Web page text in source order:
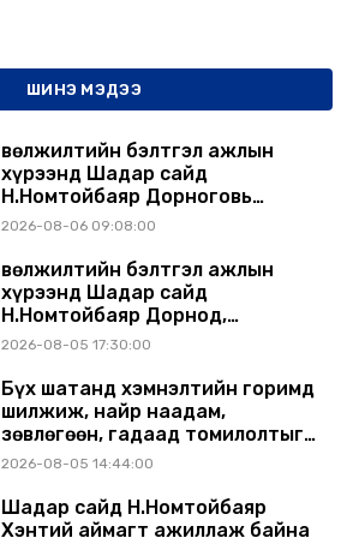
ШИНЭ МЭДЭЭ
Өвөлжилтийн бэлтгэл ажлын
хүрээнд Шадар сайд
Н.Номтойбаяр Дорноговь
аймагт ажиллав
2026-08-06 09:08:00
Өвөлжилтийн бэлтгэл ажлын
хүрээнд Шадар сайд
Н.Номтойбаяр Дорнод,
Сүхбаатар аймагт ажиллав
2026-08-05 17:30:00
Бүх шатанд хэмнэлтийн горимд
шилжиж, найр наадам,
зөвлөгөөн, гадаад томилолтыг
хориглолоо
2026-08-05 14:44:00
Шадар сайд Н.Номтойбаяр
Хэнтий аймагт ажиллаж байна